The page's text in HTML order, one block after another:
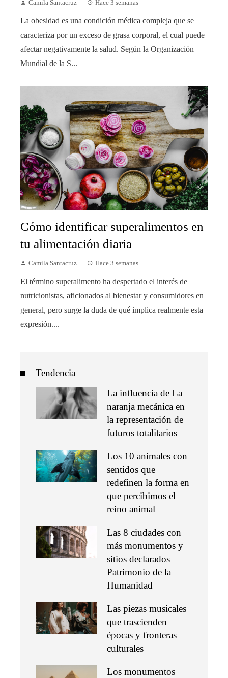
Camila Santacruz Hace 3 semanas
La obesidad es una condición médica compleja que se
caracteriza por un exceso de grasa corporal, el cual puede
afectar negativamente la salud. Según la Organización
Mundial de la S...
Cómo identificar superalimentos en
tu alimentación diaria
Camila Santacruz Hace 3 semanas
El término superalimento ha despertado el interés de
nutricionistas, aficionados al bienestar y consumidores en
general, pero surge la duda de qué implica realmente esta
expresión....
Tendencia
La influencia de La
naranja mecánica en
la representación de
futuros totalitarios
Los 10 animales con
sentidos que
redefinen la forma en
que percibimos el
reino animal
Las 8 ciudades con
más monumentos y
sitios declarados
Patrimonio de la
Humanidad
Las piezas musicales
que trascienden
épocas y fronteras
culturales
Los monumentos